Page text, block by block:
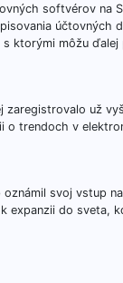
softvérov na
účtovných
ktorými môžu
zaregistrovalo už
o trendoch v
svoj vstup
expanzii do sveta,